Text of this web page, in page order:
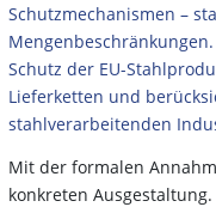
Schutzmechanismen –
Schutz der EU-
Lieferketten und
stahlverarbeitenden
Mit der formalen
konkreten